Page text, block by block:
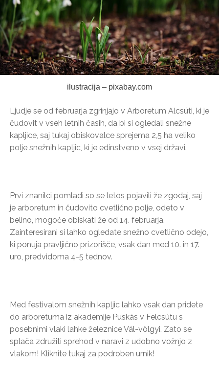
ilustracija – pixabay.com
Ljudje se od februarja zgrinjajo v Arboretum Alcsúti, ki je
čudovit v vseh letnih časih, da bi si ogledali snežne
kapljice, saj tukaj obiskovalce sprejema 2,5 ha veliko
polje snežnih kapljic, ki je edinstveno v vsej državi.
Prvi znanilci pomladi so se letos pojavili že zgodaj, saj
je arboretum in čudovito cvetlično polje, odeto v
belino, mogoče obiskati že od 14. februarja.
Zainteresirani si lahko ogledate snežno cvetlično odejo,
ki ponuja pravljično prizorišče, vsak dan med 10. in 17.
uro, predvidoma 4-5 tednov.
Med festivalom snežnih kapljic lahko vsak dan pridete
do arboretuma iz akademije Puskás v Felcsútu s
posebnimi vlaki lahke železnice Vál-völgyi. Zato se
splača združiti sprehod v naravi z udobno vožnjo z
vlakom! Kliknite tukaj za podroben urnik!